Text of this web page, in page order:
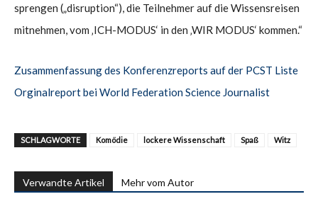
sprengen („disruption“), die Teilnehmer auf die Wissensreisen
mitnehmen, vom ‚ICH-MODUS‘ in den ‚WIR MODUS‘ kommen.“
Zusammenfassung des Konferenzreports auf der PCST Liste
Orginalreport bei World Federation Science Journalist
SCHLAGWORTE Komödie lockere Wissenschaft Spaß Witz
Verwandte Artikel Mehr vom Autor